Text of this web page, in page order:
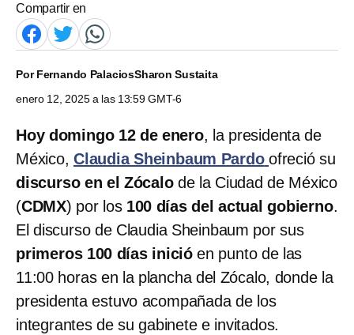
Compartir en
PorFernando PalaciosSharon Sustaita
enero 12, 2025 a las 13:59 GMT-6
Hoy domingo 12 de enero, la presidenta de
México, Claudia Sheinbaum Pardo ofreció su
discurso en el Zócalode la Ciudad de México
(CDMX) por los 100 días del actual gobierno.
El discurso de Claudia Sheinbaum por sus
primeros 100 días inició en punto de las
11:00 horas en la plancha del Zócalo, donde la
presidenta estuvo acompañada de los
integrantes de su gabinete e invitados.